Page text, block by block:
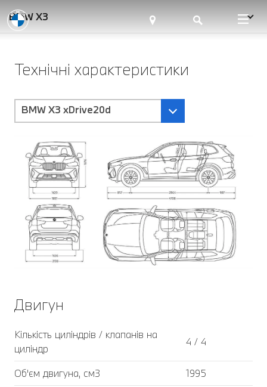
BMW X3
Технічні характеристики
BMW X3 xDrive20d
Двигун
Кількість циліндрів / клапанів на
циліндр
4 / 4
Об'єм двигуна, см3
1995